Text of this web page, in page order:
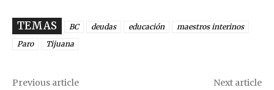
TEMAS BC deudas educación
maestros interinos
Paro
Tijuana
Previous article Next article